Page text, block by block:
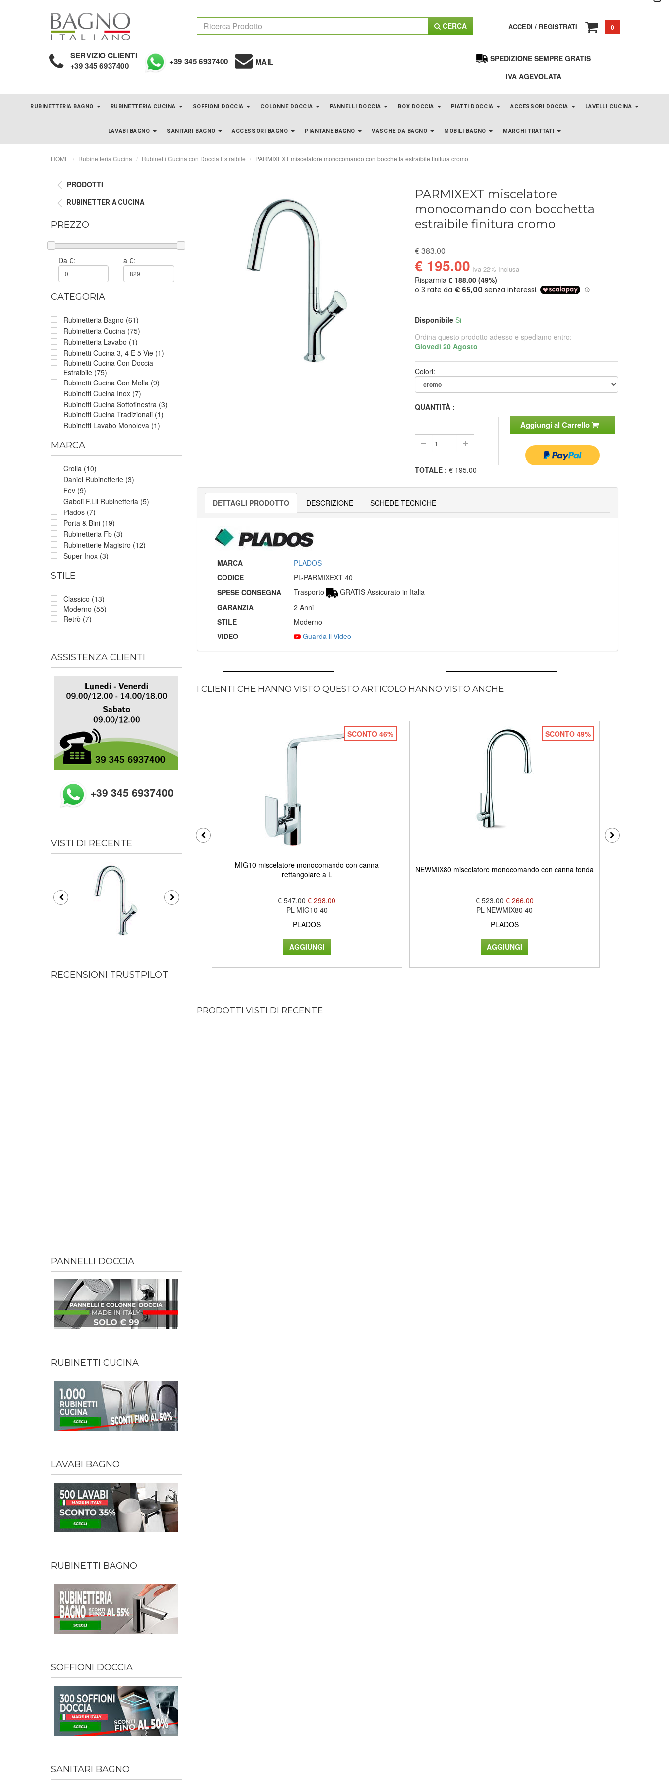
CERCA ACCEDI / REGISTRATI 0
SERVIZIO CLIENTI
+39 345 6937400 +39 345 6937400 MAIL
SPEDIZIONE SEMPRE GRATIS
IVA AGEVOLATA
RUBINETTERIA BAGNO RUBINETTERIA CUCINA SOFFIONI DOCCIA COLONNE DOCCIA PANNELLI DOCCIA BOX DOCCIA PIATTI DOCCIA ACCESSORI DOCCIA LAVELLI CUCINA
LAVABI BAGNO SANITARI BAGNO ACCESSORI BAGNO PIANTANE BAGNO VASCHE DA BAGNO MOBILI BAGNO MARCHI TRATTATI
HOME Rubinetteria Cucina Rubinetti Cucina con Doccia Estraibile PARMIXEXT miscelatore monocomando con bocchetta estraibile finitura cromo
PRODOTTI
RUBINETTERIA CUCINA
PREZZO
Da €: a €:
CATEGORIA
Rubinetteria Bagno (61)
Rubinetteria Cucina (75)
Rubinetteria Lavabo (1)
Rubinetti Cucina 3, 4 E 5 Vie (1)
Rubinetti Cucina Con Doccia
Estraibile (75)
Rubinetti Cucina Con Molla (9)
Rubinetti Cucina Inox (7)
Rubinetti Cucina Sottofinestra (3)
Rubinetti Cucina Tradizionali (1)
Rubinetti Lavabo Monoleva (1)
MARCA
Crolla (10)
Daniel Rubinetterie (3)
Fev (9)
Gaboli F.Lli Rubinetteria (5)
Plados (7)
Porta & Bini (19)
Rubinetteria Fb (3)
Rubinetterie Magistro (12)
Super Inox (3)
STILE
Classico (13)
Moderno (55)
Retrò (7)
ASSISTENZA CLIENTI
+39 345 6937400
VISTI DI RECENTE
RECENSIONI TRUSTPILOT
PANNELLI DOCCIA
RUBINETTI CUCINA
LAVABI BAGNO
RUBINETTI BAGNO
SOFFIONI DOCCIA
SANITARI BAGNO
PARMIXEXT miscelatore
monocomando con bocchetta
estraibile finitura cromo
€ 383.00
€ 195.00 Iva 22% Inclusa
Risparmia€ 188.00 (49%)
Disponibile Si
Ordina questo prodotto adesso e spediamo entro:
Giovedì 20 Agosto
Colori:
QUANTITÀ :
Aggiungi al Carrello
TOTALE : € 195.00
DETTAGLI PRODOTTO DESCRIZIONE SCHEDE TECNICHE
MARCA
PLADOS
CODICE
PL-PARMIXEXT 40
SPESE CONSEGNA
Trasporto
GRATIS Assicurato in Italia
GARANZIA
2 Anni
STILE
Moderno
VIDEO
Guarda il Video
I CLIENTI CHE HANNO VISTO QUESTO ARTICOLO HANNO VISTO ANCHE
SCONTO 46%
MIG10 miscelatore monocomando con canna
rettangolare a L
€ 547.00 € 298.00
PL-MIG10 40
PLADOS
SCONTO 49%
NEWMIX80 miscelatore monocomando con canna tonda
€ 523.00 € 266.00
PL-NEWMIX80 40
PLADOS
PRODOTTI VISTI DI RECENTE